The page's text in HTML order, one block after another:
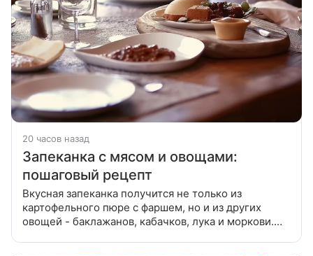
20 часов назад
Запеканка с мясом и овощами:
пошаговый рецепт
Вкусная запеканка получится не только из
картофельного пюре с фаршем, но и из других
овощей - баклажанов, кабачков, лука и моркови.